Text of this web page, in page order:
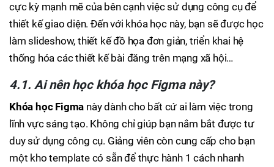
cực kỳ mạnh mẽ của bên cạnh việc sử dụng công cụ để
thiết kế giao diện. Đến với khóa học này, bạn sẽ được học
làm slideshow, thiết kế đồ họa đơn giản, triển khai hệ
thống hóa các thiết kế bài đăng trên mạng xã hội…
4.1. Ai nên học khóa học Figma này?
Khóa học Figma này dành cho bất cứ ai làm việc trong
lĩnh vực sáng tạo. Không chỉ giúp bạn nắm bắt được tư
duy sử dụng công cụ. Giảng viên còn cung cấp cho bạn
một kho template có sẵn để thực hành 1 cách nhanh